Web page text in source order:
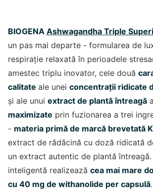
BIOGENA Ashwagandha Triple
un pas mai departe - formularea de
respirație relaxată în perioadele
amestec triplu inovator, cele două
calitate ale unei concentrații ridicate
și ale unui extract de plantă întreagă
maximizate prin fuzionarea a trei
- materia primă de marcă brevetată
extract de rădăcină cu doză ridicată
un extract autentic de plantă
inteligentă realizează cea mai mare
cu 40 mg de withanolide per capsulă